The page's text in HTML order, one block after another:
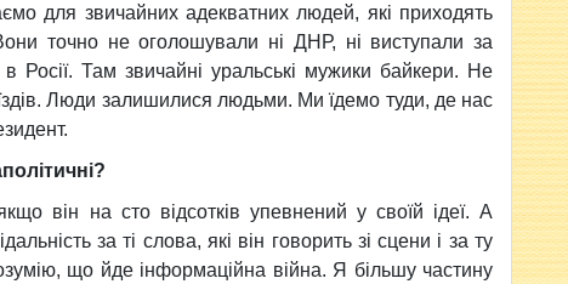
для звичайних адекватних людей, які приходять
точно не оголошували ні ДНР, ні виступали за
Росії. Там звичайні уральські мужики байкери. Не
Люди залишилися людьми. Ми їдемо туди, де нас
він на сто відсотків упевнений у своїй ідеї. А
за ті слова, які він говорить зі сцени і за ту
що йде інформаційна війна. Я більшу частину